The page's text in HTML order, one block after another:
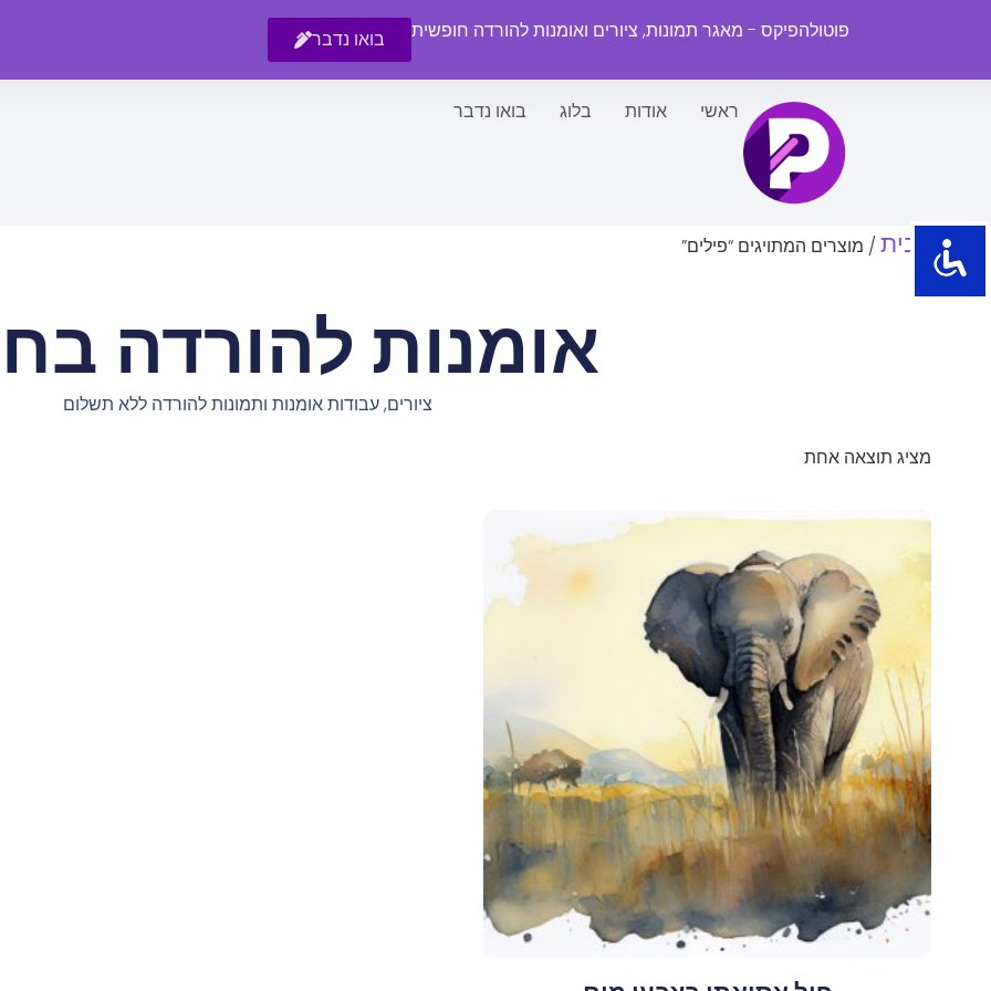
פוטולהפיקס - מאגר תמונות, ציורים ואומנות להורדה חופשית בואו נדבר
ראשי אודות בלוג בואו נדבר
עמוד הבית / מוצרים המתויגים “פילים”
אומנות להורדה
ציורים, עבודות אומנות ותמונות להורדה ללא תשלום
מציג תוצאה אחת